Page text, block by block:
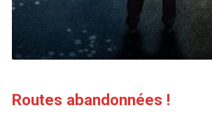
Routes abandonnées !